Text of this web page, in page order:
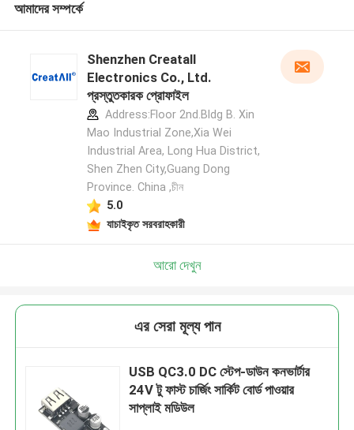
আমরা শীঘ্রই আপনাকে আবার কল করব!
আমাদের সম্পর্কে
Shenzhen Creatall
Electronics Co., Ltd.
প্রস্তুতকারক প্রোফাইল
Address:Floor 2nd.Bldg B. Xin
Mao Industrial Zone,Xia Wei
Industrial Area, Long Hua District,
Shen Zhen City,Guang Dong
Province. China ,চীন
5.0
যাচাইকৃত সরবরাহকারী
আরো দেখুন
এর সেরা মূল্য পান
USB QC3.0 DC স্টেপ-ডাউন কনভার্টার
24V টু ফাস্ট চার্জিং সার্কিট বোর্ড পাওয়ার
সাপ্লাই মডিউল